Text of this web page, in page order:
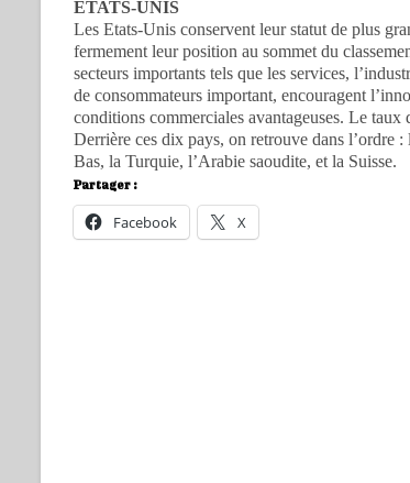
ETATS-UNIS
Les Etats-Unis conservent leur statut de plus
fermement leur position au sommet du
secteurs importants tels que les services,
de consommateurs important, encouragent
conditions commerciales avantageuses. Le
Derrière ces dix pays, on retrouve dans l’ordre
Bas, la Turquie, l’Arabie saoudite, et la Suisse.
Partager :
Facebook X